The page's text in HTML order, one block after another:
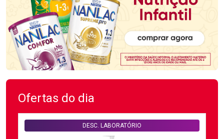
Ofertas do dia
DESC. LABORATÓRIO